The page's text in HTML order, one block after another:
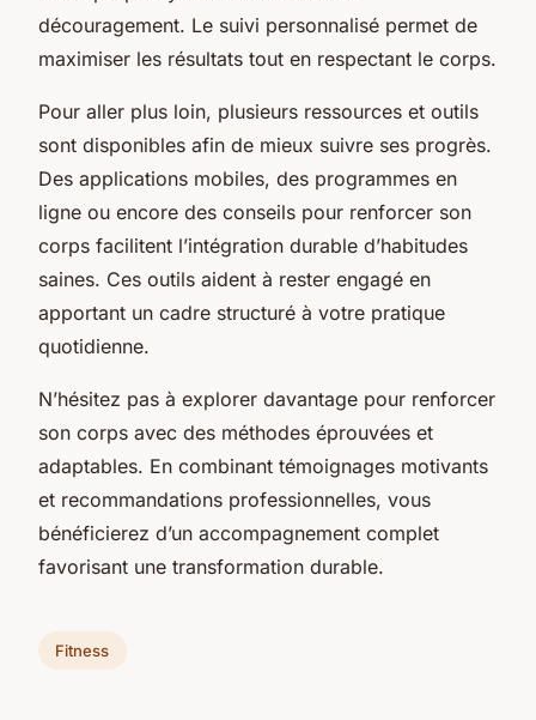
découragement. Le suivi personnalisé permet de
maximiser les résultats tout en respectant le corps.
Pour aller plus loin, plusieurs ressources et outils
sont disponibles afin de mieux suivre ses progrès.
Des applications mobiles, des programmes en
ligne ou encore des conseils pour renforcer son
corps facilitent l’intégration durable d’habitudes
saines. Ces outils aident à rester engagé en
apportant un cadre structuré à votre pratique
quotidienne.
N’hésitez pas à explorer davantage pour renforcer
son corps avec des méthodes éprouvées et
adaptables. En combinant témoignages motivants
et recommandations professionnelles, vous
bénéficierez d’un accompagnement complet
favorisant une transformation durable.
Fitness